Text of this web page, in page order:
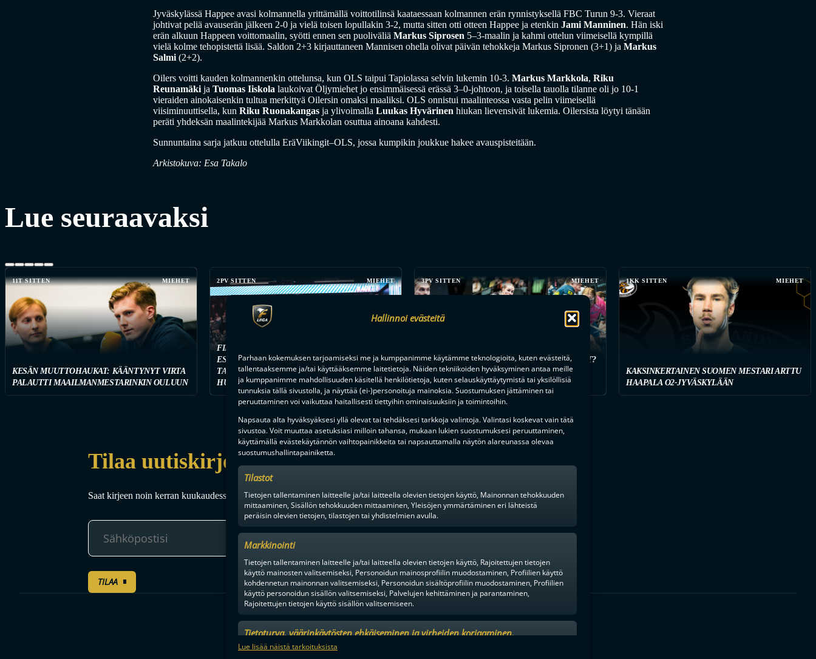
Hallinnoi evästeitä
Parhaan kokemuksen tarjoamiseksi me ja kumppanimme käytämme teknologioita, kuten evästeitä,
tallentaaksemme ja/tai käyttääksemme laitetietoja. Näiden tekniikoiden hyväksyminen antaa meille
ja kumppanimme mahdollisuuden käsitellä henkilötietoja, kuten selauskäyttäytymistä tai yksilöllisiä
tunnuksia tällä sivustolla, ja näyttää (ei-)personoituja mainoksia. Suostumuksen jättäminen tai
peruuttaminen voi vaikuttaa haitallisesti tiettyihin ominaisuuksiin ja toimintoihin.
Napsauta alta hyväksyäksesi yllä olevat tai tehdäksesi tarkkoja valintoja. Valintasi koskevat vain tätä
sivustoa. Voit muuttaa asetuksiasi milloin tahansa, mukaan lukien suostumuksesi peruuttaminen,
käyttämällä evästekäytännön vaihtopainikkeita tai napsauttamalla näytön alareunassa olevaa
suostumushallintapainiketta.
Tilastot
Tietojen tallentaminen laitteelle ja/tai laitteella olevien tietojen käyttö, Mainonnan tehokkuuden
mittaaminen, Sisällön tehokkuuden mittaaminen, Yleisöjen ymmärtäminen eri lähteistä
peräisin olevien tietojen, tilastojen tai yhdistelmien avulla.
Markkinointi
Tietojen tallentaminen laitteelle ja/tai laitteella olevien tietojen käyttö, Rajoitettujen tietojen
käyttö mainosten valitsemiseksi, Personoidun mainosprofiilin muodostaminen, Profiilien käyttö
kohdennetun mainonnan valitsemiseksi, Personoidun sisältöprofiilin muodostaminen, Profiilien
käyttö personoidun sisällön valitsemiseksi, Palvelujen kehittäminen ja parantaminen,
Rajoitettujen tietojen käyttö sisällön valitsemiseen.
Tietoturva, väärinkäytösten ehkäiseminen ja virheiden korjaaminen,
Mainonnan ja sisällön tekninen jakelu, Tallenna ja ilmaise
Lue lisää näistä tarkoituksista
Jyväskylässä Happee avasi kolmannella yrittämällä voittotilinsä kaataessaan kolmannen erän rynnistyksellä FBC Turun 9-3. Vieraat
johtivat peliä avauserän jälkeen 2-0 ja vielä toisen lopullakin 3-2, mutta sitten otti otteen Happee ja etenkin Jami Manninen. Hän iski
erän alkuun Happeen voittomaalin, syötti ennen sen puoliväliä Markus Siprosen 5–3-maalin ja kahmi ottelun viimeisellä kympillä
vielä kolme tehopistettä lisää. Saldon 2+3 kirjauttaneen Mannisen ohella olivat päivän tehokkeja Markus Sipronen (3+1) ja Markus
Salmi (2+2).
Oilers voitti kauden kolmannenkin ottelunsa, kun OLS taipui Tapiolassa selvin lukemin 10-3. Markus Markkola, Riku
Reunamäki ja Tuomas Iiskola laukoivat Öljymiehet jo ensimmäisessä erässä 3–0-johtoon, ja toisella tauolla tilanne oli jo 10-1
vieraiden ainokaisenkin tultua merkittyä Oilersin omaksi maaliksi. OLS onnistui maalinteossa vasta pelin viimeisellä
viisiminuuttisella, kun Riku Ruonakangas ja ylivoimalla Luukas Hyvärinen hiukan lievensivät lukemia. Oilersista löytyi tänään
peräti yhdeksän maalintekijää Markus Markkolan osuttua ainoana kahdesti.
Sunnuntaina sarja jatkuu ottelulla EräViikingit–OLS, jossa kumpikin joukkue hakee avauspisteitään.
Arkistokuva: Esa Takalo
Lue seuraavaksi
11T SITTEN MIEHET
KESÄN MUUTTOHAUKAT: KÄÄNTYNYT VIRTA
PALAUTTI MAAILMANMESTARINKIN OULUUN
2PV SITTEN MIEHET
FINAALIUUSINTA PORISSA, HUIPPUPELEJÄ
ESPOOSSA – F-LIIGAN PRESEASON
TARJOILEE TUHDIN KATTAUKSEN
HUIPPUVIIHDETTÄ
3PV SITTEN MIEHET
KETKÄ OVAT KESÄN KOVIMMAT HANKINNAT?
SEURAA TÄSTÄ SEUROJEN JULKAISTUJA
SOPIMUSTILANTEITA
1KK SITTEN MIEHET
KAKSINKERTAINEN SUOMEN MESTARI ARTTU
HAAPALA O2-JYVÄSKYLÄÄN
Tilaa uutiskirje
Saat kirjeen noin kerran kuukaudessa F-liigakauden alusta ratkaisuhetkiin asti.
TILAA
F-LIIGAN